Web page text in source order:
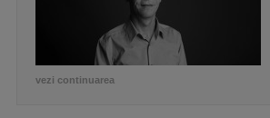
vezi continuarea